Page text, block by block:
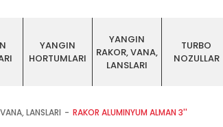
YANGIN
HORTUMLARI
YANGIN
RAKOR, VANA,
LANSLARI
TURBO
NOZULLAR
LANSLARI RAKOR ALUMINYUM ALMAN 3''